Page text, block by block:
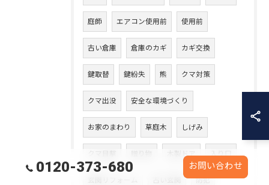
庭師 エアコン使用前 使用前
古い倉庫 倉庫のカギ カギ交換
鍵取替 鍵紛失 熊 クマ対策
クマ出没 安全な環境づくり
お家のまわり 草庭木 しげみ
木製ドア 入り口
防犯
0120-373-680 お問い合わせ